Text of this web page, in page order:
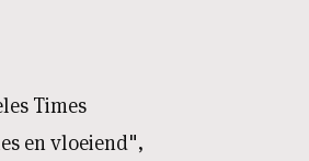
Times
en vloeiend",